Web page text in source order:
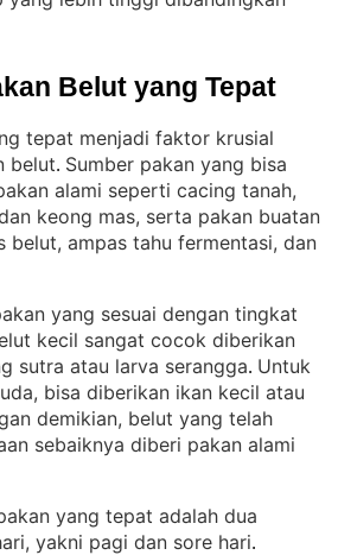
Belut yang Tepat
tepat menjadi faktor krusial
belut. Sumber pakan yang bisa
alami seperti cacing tanah,
keong mas, serta pakan buatan
belut, ampas tahu fermentasi, dan
yang sesuai dengan tingkat
kecil sangat cocok diberikan
sutra atau larva serangga. Untuk
bisa diberikan ikan kecil atau
demikian, belut yang telah
sebaiknya diberi pakan alami
yang tepat adalah dua
yakni pagi dan sore hari